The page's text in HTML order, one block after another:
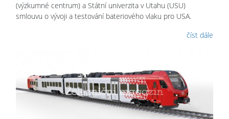
(výzkumné centrum) a Státní univerzita v Utahu (USU)
smlouvu o vývoji a testování bateriového vlaku pro USA.
číst dále